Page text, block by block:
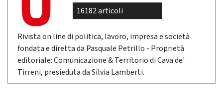
16182 articoli
Rivista on line di politica, lavoro, impresa e società
fondata e diretta da Pasquale Petrillo - Proprietà
editoriale: Comunicazione & Territorio di Cava de'
Tirreni, presieduta da Silvia Lamberti.